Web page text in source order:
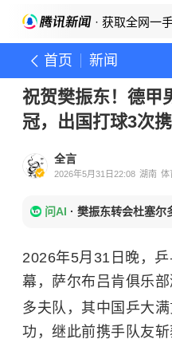
· 获取全网一
首页 新闻
祝贺樊振东！德甲
冠，出国打球3次
全言
2026年5月31日22:08 湖南 体
问AI · 樊振东转会杜塞尔
2026年5月31日晚，
幕，萨尔布吕肯俱乐
多夫队，其中国乒大满
功，继此前携手队友